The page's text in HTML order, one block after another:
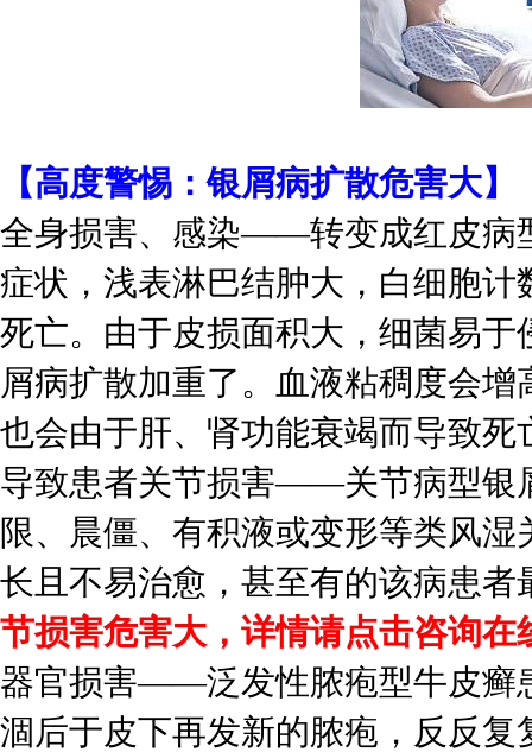
【高度警惕：银屑病扩散危害大】
全身损害、感染——转变成红皮病
症状，浅表淋巴结肿大，白细胞
死亡。由于皮损面积大，细菌易
屑病扩散加重了。血液粘稠度会
也会由于肝、肾功能衰竭而导致死
导致患者关节损害——关节病型银
限、晨僵、有积液或变形等类风
长且不易治愈，甚至有的该病患者
节损害危害大，详情请点击咨询在
器官损害——泛发性脓疱型牛皮癣
涸后于皮下再发新的脓疱，反反